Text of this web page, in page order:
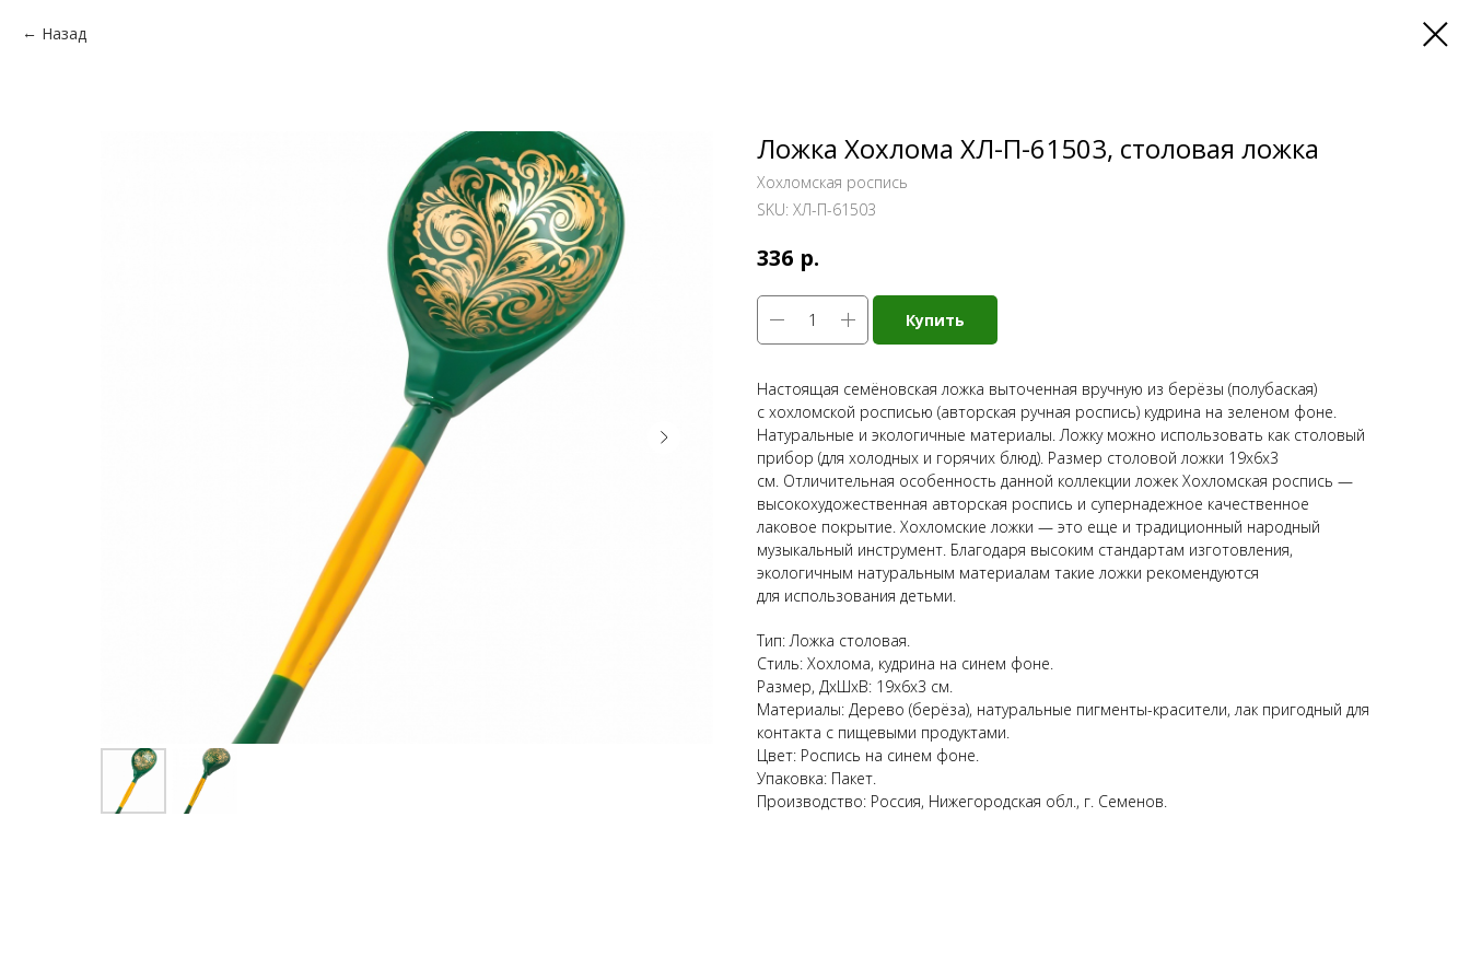
Назад
Ложка Хохлома ХЛ-П-61503, столовая ложка
Хохломская роспись
SKU: ХЛ-П-61503
336 р.
Купить
Настоящая семёновская ложка выточенная вручную из берёзы (полубаская)
с хохломской росписью (авторская ручная роспись) кудрина на зеленом фоне.
Натуральные и экологичные материалы. Ложку можно использовать как столовый
прибор (для холодных и горячих блюд). Размер столовой ложки 19x6x3
см. Отличительная особенность данной коллекции ложек Хохломская роспись —
высокохудожественная авторская роспись и супернадежное качественное
лаковое покрытие. Хохломские ложки — это еще и традиционный народный
музыкальный инструмент. Благодаря высоким стандартам изготовления,
экологичным натуральным материалам такие ложки рекомендуются
для использования детьми.
Тип: Ложка столовая.
Стиль: Хохлома, кудрина на синем фоне.
Размер, ДхШхВ: 19х6х3 см.
Материалы: Дерево (берёза), натуральные пигменты-красители, лак пригодный для
контакта с пищевыми продуктами.
Цвет: Роспись на синем фоне.
Упаковка: Пакет.
Производство: Россия, Нижегородская обл., г. Семенов.